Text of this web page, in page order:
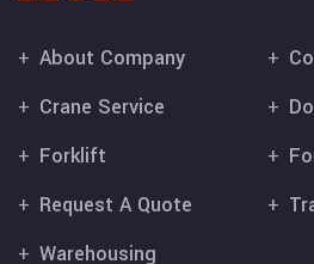
About Company
Crane Service
Forklift
Request A Quote
Warehousing